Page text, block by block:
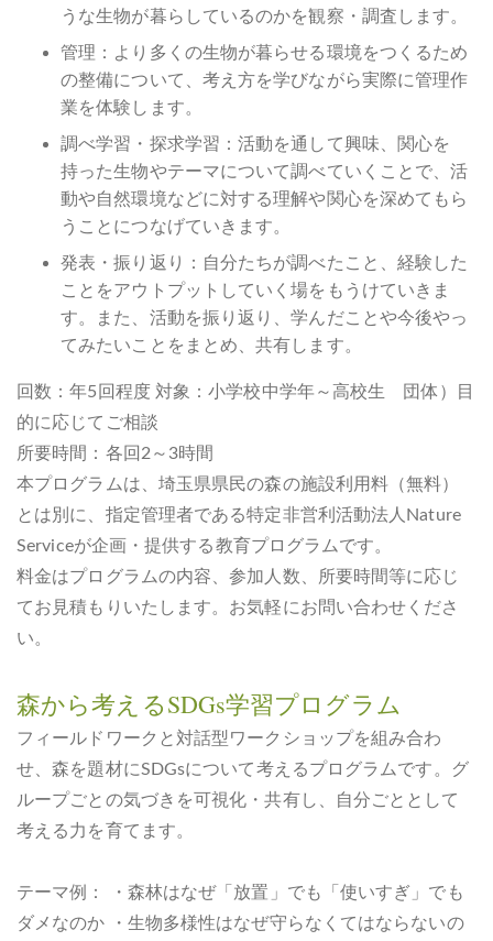
うな生物が暮らしているのかを観察・調査します。
管理：より多くの生物が暮らせる環境をつくるため
の整備について、考え方を学びながら実際に管理作
業を体験します。
調べ学習・探求学習：活動を通して興味、関心を
持った生物やテーマについて調べていくことで、活
動や自然環境などに対する理解や関心を深めてもら
うことにつなげていきます。
発表・振り返り：自分たちが調べたこと、経験した
ことをアウトプットしていく場をもうけていきま
す。また、活動を振り返り、学んだことや今後やっ
てみたいことをまとめ、共有します。
回数：年5回程度 対象：小学校中学年～高校生 団体）目
的に応じてご相談
所要時間：各回2～3時間
本プログラムは、埼玉県県民の森の施設利用料（無料）
とは別に、指定管理者である特定非営利活動法人Nature
Serviceが企画・提供する教育プログラムです。
料金はプログラムの内容、参加人数、所要時間等に応じ
てお見積もりいたします。お気軽にお問い合わせくださ
い。
森から考えるSDGs学習プログラム
フィールドワークと対話型ワークショップを組み合わ
せ、森を題材にSDGsについて考えるプログラムです。グ
ループごとの気づきを可視化・共有し、自分ごととして
考える力を育てます。
テーマ例： ・森林はなぜ「放置」でも「使いすぎ」でも
ダメなのか ・生物多様性はなぜ守らなくてはならないの